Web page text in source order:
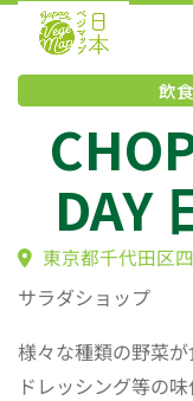
DAY
サラダショップ
様々な種類の野菜が
ドレッシング等の